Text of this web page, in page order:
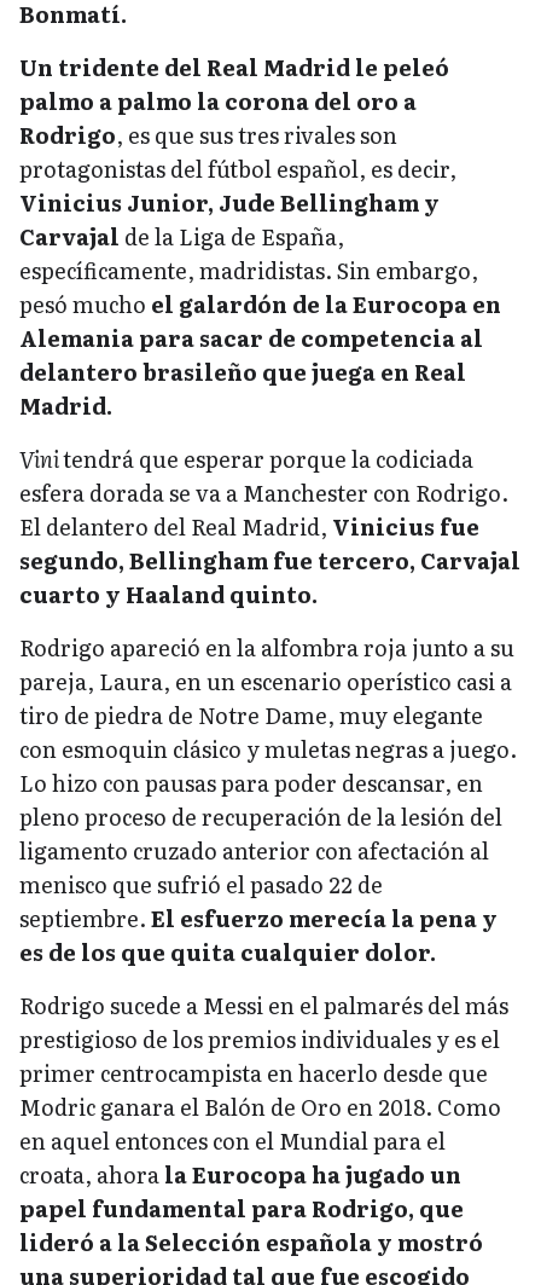
Bonmatí.
Un tridente del Real Madrid le peleó
palmo a palmo la corona del oro a
Rodrigo, es que sus tres rivales son
protagonistas del fútbol español, es decir,
Vinicius Junior, Jude Bellingham y
Carvajal de la Liga de España,
específicamente, madridistas. Sin embargo,
pesó mucho el galardón de la Eurocopa en
Alemania para sacar de competencia al
delantero brasileño que juega en Real
Madrid.
Vinitendrá que esperar porque la codiciada
esfera dorada se va a Manchester con Rodrigo.
El delantero del Real Madrid, Vinicius fue
segundo, Bellingham fue tercero, Carvajal
cuarto y Haaland quinto.
Rodrigo apareció en la alfombra roja junto a su
pareja, Laura, en un escenario operístico casi a
tiro de piedra de Notre Dame, muy elegante
con esmoquin clásico y muletas negras a juego.
Lo hizo con pausas para poder descansar, en
pleno proceso de recuperación de la lesión del
ligamento cruzado anterior con afectación al
menisco que sufrió el pasado 22 de
septiembre.El esfuerzo merecía la pena y
es de los que quita cualquier dolor.
Rodrigo sucede a Messi en el palmarés del más
prestigioso de los premios individuales y es el
primer centrocampista en hacerlo desde que
Modric ganara el Balón de Oro en 2018. Como
en aquel entonces con el Mundial para el
croata, ahorala Eurocopa ha jugado un
papel fundamental para Rodrigo, que
lideró a la Selección española y mostró
una superioridad tal que fue escogido